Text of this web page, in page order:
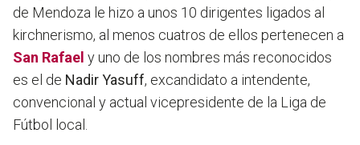
de Mendoza le hizo a unos 10 dirigentes ligados al
kirchnerismo, al menos cuatros de ellos pertenecen a
San Rafael y uno de los nombres más reconocidos
es el de Nadir Yasuff, excandidato a intendente,
convencional y actual vicepresidente de la Liga de
Fútbol local.